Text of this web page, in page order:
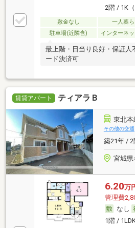
2階 / 1K
敷金なし 一人暮ら
駐車場(近隣含)
インターネ
最上階・日当り良好・保証人
ード決済可
賃貸アパート ティアラＢ
東北本
その他の交通
築21年 / 2
宮城県
6.20万
管理費
なし
1階 /